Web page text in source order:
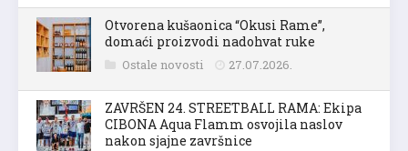
Otvorena kušaonica “Okusi Rame”,
domaći proizvodi nadohvat ruke
Ostale novosti 27.07.2026.
ZAVRŠEN 24. STREETBALL RAMA: Ekipa
CIBONA Aqua Flamm osvojila naslov
nakon sjajne završnice